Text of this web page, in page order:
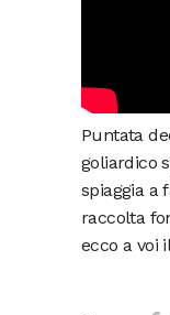
Puntata
goliardico
spiaggia a
raccolta
ecco a voi